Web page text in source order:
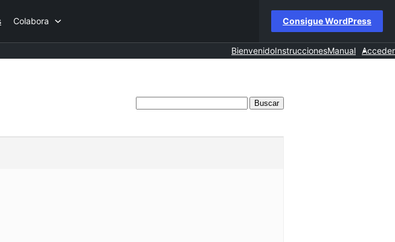
Colabora Consigue WordPress
BienvenidoInstruccionesManual Acceder